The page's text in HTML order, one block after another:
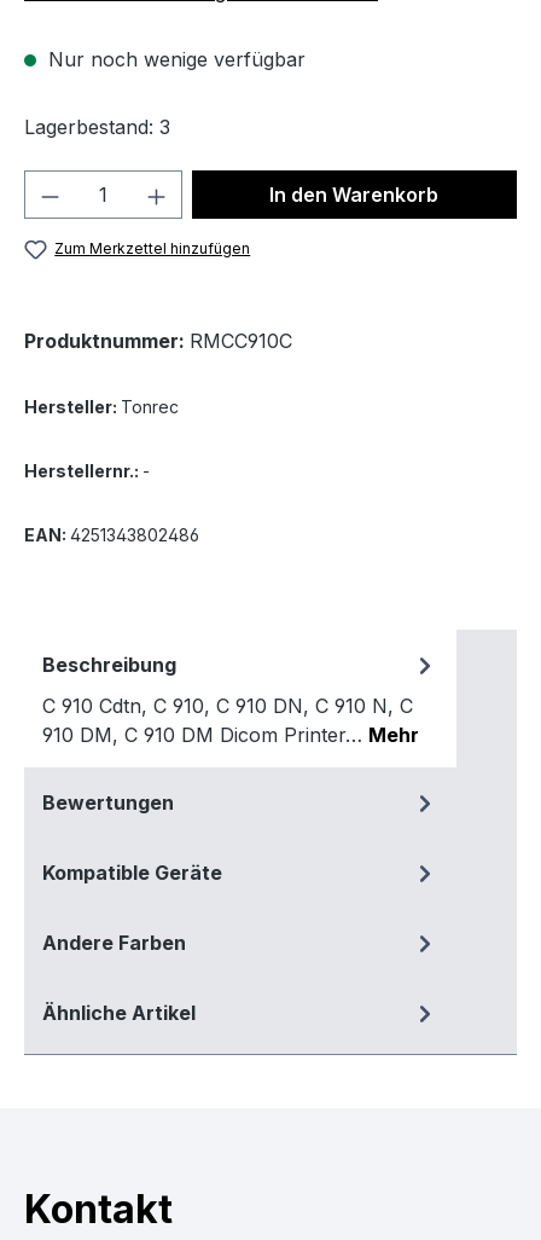
Nur noch wenige verfügbar
Lagerbestand: 3
Produkt Anzahl: Gib denIn den Warenkorb
Zum Merkzettel hinzufügen
Produktnummer: RMCC910C
Hersteller: Tonrec
Herstellernr.: -
EAN: 4251343802486
Beschreibung
C 910 Cdtn, C 910, C 910 DN, C 910 N, C
910 DM, C 910 DM Dicom Printer… Mehr
Bewertungen
Kompatible Geräte
Andere Farben
Ähnliche Artikel
Kontakt